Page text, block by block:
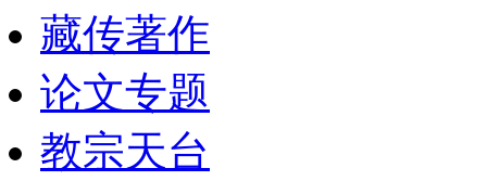
藏传著作
论文专题
教宗天台